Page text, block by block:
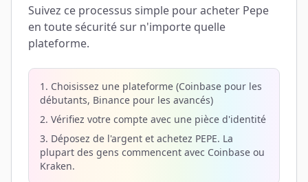
Suivez ce processus simple pour acheter Pepe
en toute sécurité sur n'importe quelle
plateforme.
1. Choisissez une plateforme (Coinbase pour les
débutants, Binance pour les avancés)
2. Vérifiez votre compte avec une pièce d'identité
3. Déposez de l'argent et achetez PEPE. La
plupart des gens commencent avec Coinbase ou
Kraken.